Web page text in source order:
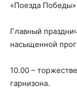
«Поезда Победы»
Главный
насыщенной
10.00 –
гарнизона.